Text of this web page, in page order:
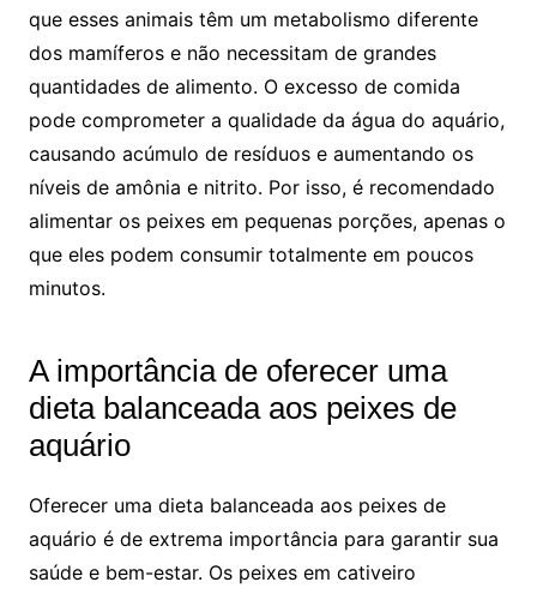
que esses animais têm um metabolismo ‍diferente
dos mamíferos e não necessitam de grandes
quantidades de ⁢alimento. O excesso de comida‌
pode comprometer a qualidade da água do‌ aquário,
causando ‍acúmulo de resíduos e ⁣aumentando ​os
‌níveis de amônia e nitrito. Por isso, é recomendado
alimentar​ os peixes⁢ em⁢ pequenas porções, apenas o
que ⁤eles podem consumir totalmente em⁢ poucos
minutos.
A importância de oferecer uma‍
dieta balanceada aos peixes ⁤de
aquário
Oferecer uma dieta ⁢balanceada aos⁤ peixes de‍
aquário é de ⁤extrema importância para garantir sua
saúde ⁢e bem-estar.‌ Os ⁢peixes ⁢em cativeiro